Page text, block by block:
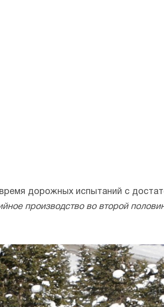
дорожных испытаний с
производство во второй